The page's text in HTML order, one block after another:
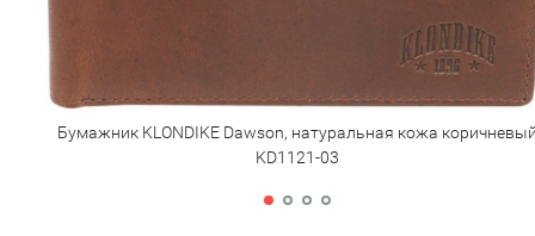
Бумажник KLONDIKE Dawson, натуральная кожа
KD1121-03